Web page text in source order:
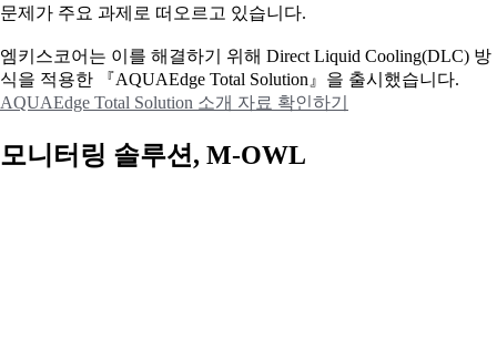
문제가 주요 과제로 떠오르고 있습니다.
엠키스코어는 이를 해결하기 위해 Direct Liquid Cooling(DLC) 방
식을 적용한 『AQUAEdge Total Solution』을 출시했습니다.
AQUAEdge Total Solution 소개 자료 확인하기
모니터링 솔루션, M-OWL